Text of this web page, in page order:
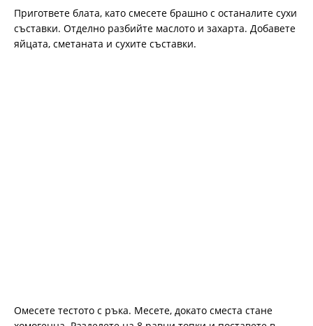
Пригответе блата, като смесете брашно с останалите сухи
съставки. Отделно разбийте маслото и захарта. Добавете
яйцата, сметаната и сухите съставки.
Омесете тестото с ръка. Месете, докато сместа стане